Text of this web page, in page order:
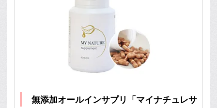
無添加オールインサプリ「マイナチュレサ